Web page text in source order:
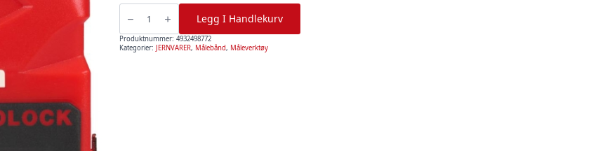
Målebånd
mtr
Auto
Lock,
Milwaukee
Legg I Handlekurv
Produktnummer: 4932498772
Kategorier: JERNVARER, Målebånd, Måleverktøy